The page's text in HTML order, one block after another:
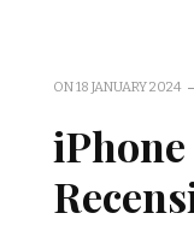
ON18 JANUARY 2024
iPhone